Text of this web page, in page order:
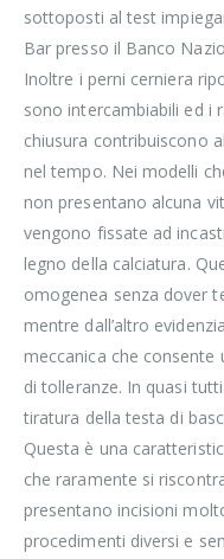
sottoposti al test
Bar presso il Banco
Inoltre i perni cerniera
sono intercambiabili ed i
chiusura contribuiscono
nel tempo. Nei modelli
non presentano alcuna
vengono fissate ad
legno della calciatura.
omogenea senza dover
mentre dall’altro
meccanica che
di tolleranze. In quasi
tiratura della testa di
Questa è una
che raramente si
presentano incisioni
procedimenti diversi e